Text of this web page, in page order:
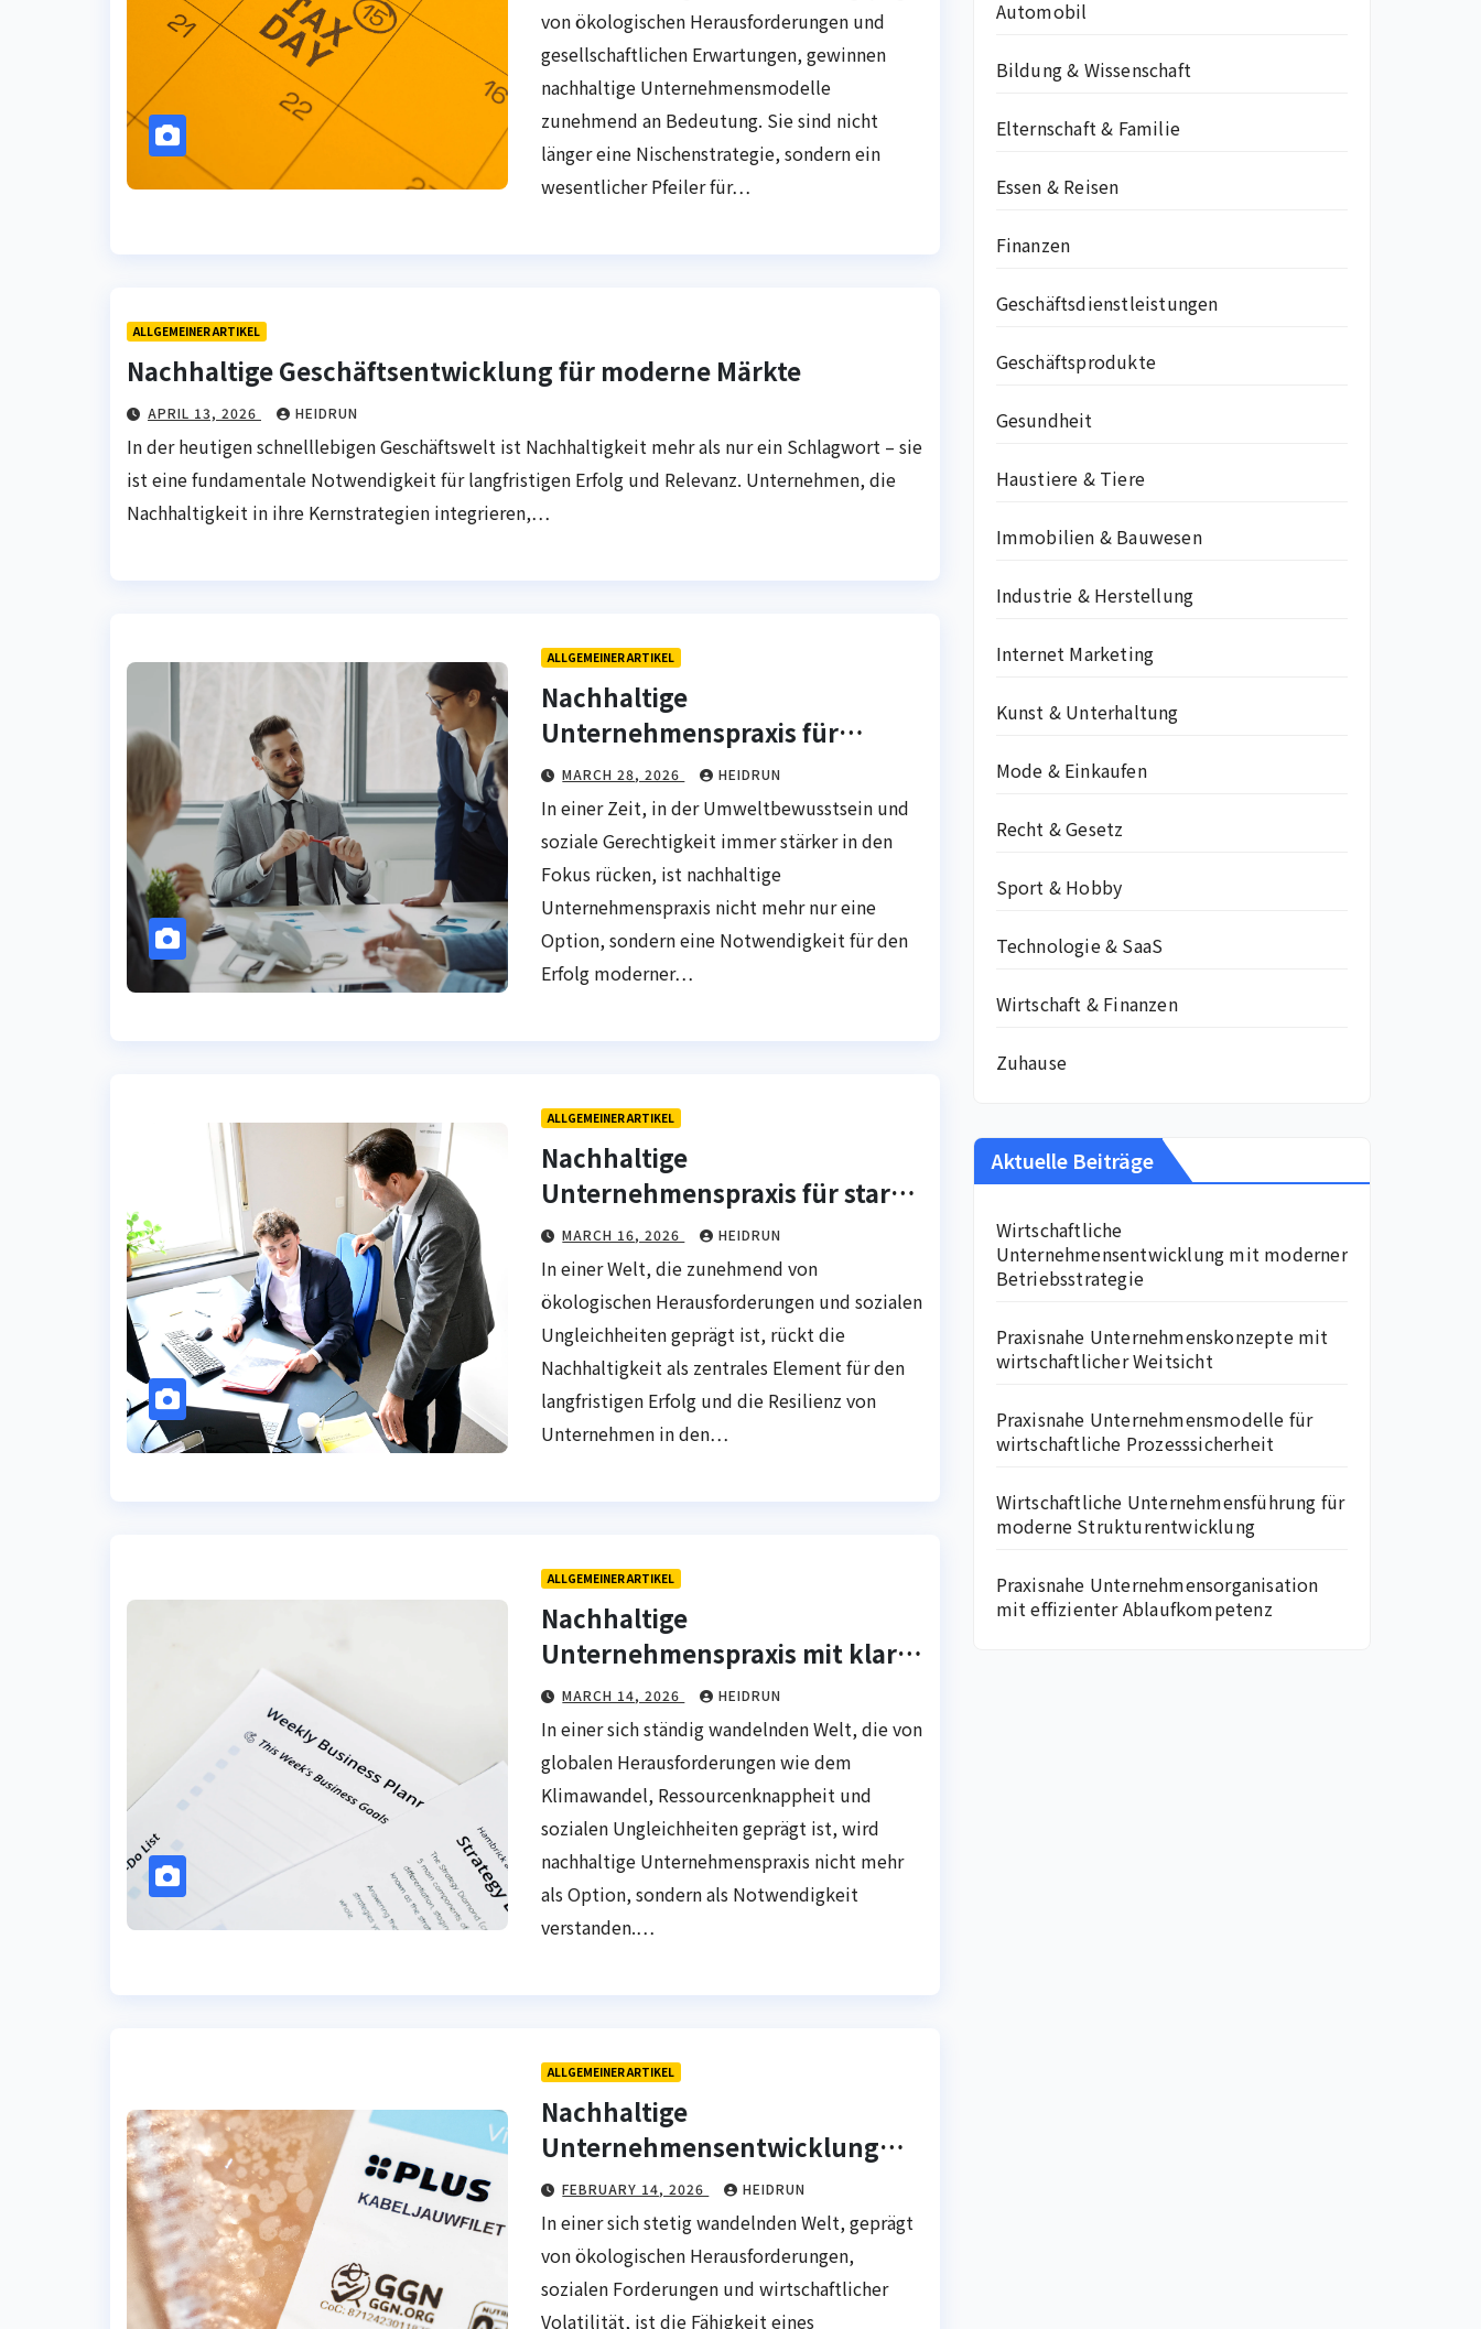
von ökologischen Herausforderungen und
gesellschaftlichen Erwartungen, gewinnen
nachhaltige Unternehmensmodelle
zunehmend an Bedeutung. Sie sind nicht
länger eine Nischenstrategie, sondern ein
wesentlicher Pfeiler für…
ALLGEMEINER ARTIKEL
Nachhaltige Geschäftsentwicklung für moderne Märkte
APRIL 13, 2026 HEIDRUN
In der heutigen schnelllebigen Geschäftswelt ist Nachhaltigkeit mehr als nur ein Schlagwort – sie
ist eine fundamentale Notwendigkeit für langfristigen Erfolg und Relevanz. Unternehmen, die
Nachhaltigkeit in ihre Kernstrategien integrieren,…
ALLGEMEINER ARTIKEL
Nachhaltige
Unternehmenspraxis für
moderne Betriebe
MARCH 28, 2026 HEIDRUN
In einer Zeit, in der Umweltbewusstsein und
soziale Gerechtigkeit immer stärker in den
Fokus rücken, ist nachhaltige
Unternehmenspraxis nicht mehr nur eine
Option, sondern eine Notwendigkeit für den
Erfolg moderner…
ALLGEMEINER ARTIKEL
Nachhaltige
Unternehmenspraxis für starke
Unternehmen
MARCH 16, 2026 HEIDRUN
In einer Welt, die zunehmend von
ökologischen Herausforderungen und sozialen
Ungleichheiten geprägt ist, rückt die
Nachhaltigkeit als zentrales Element für den
langfristigen Erfolg und die Resilienz von
Unternehmen in den…
ALLGEMEINER ARTIKEL
Nachhaltige
Unternehmenspraxis mit klarer
Zukunftsvision
MARCH 14, 2026 HEIDRUN
In einer sich ständig wandelnden Welt, die von
globalen Herausforderungen wie dem
Klimawandel, Ressourcenknappheit und
sozialen Ungleichheiten geprägt ist, wird
nachhaltige Unternehmenspraxis nicht mehr
als Option, sondern als Notwendigkeit
verstanden.…
ALLGEMEINER ARTIKEL
Nachhaltige
Unternehmensentwicklung
mit hoher Zukunftskraft
FEBRUARY 14, 2026 HEIDRUN
In einer sich stetig wandelnden Welt, geprägt
von ökologischen Herausforderungen,
sozialen Forderungen und wirtschaftlicher
Volatilität, ist die Fähigkeit eines
Automobil
Bildung & Wissenschaft
Elternschaft & Familie
Essen & Reisen
Finanzen
Geschäftsdienstleistungen
Geschäftsprodukte
Gesundheit
Haustiere & Tiere
Immobilien & Bauwesen
Industrie & Herstellung
Internet Marketing
Kunst & Unterhaltung
Mode & Einkaufen
Recht & Gesetz
Sport & Hobby
Technologie & SaaS
Wirtschaft & Finanzen
Zuhause
Aktuelle Beiträge
Wirtschaftliche
Unternehmensentwicklung mit moderner
Betriebsstrategie
Praxisnahe Unternehmenskonzepte mit
wirtschaftlicher Weitsicht
Praxisnahe Unternehmensmodelle für
wirtschaftliche Prozesssicherheit
Wirtschaftliche Unternehmensführung für
moderne Strukturentwicklung
Praxisnahe Unternehmensorganisation
mit effizienter Ablaufkompetenz